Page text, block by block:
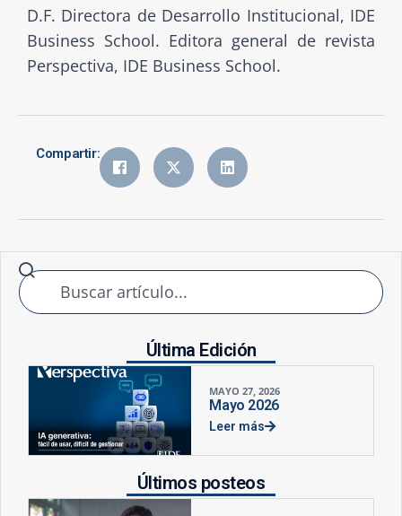
D.F. Directora de Desarrollo Institucional, IDE
Business School. Editora general de revista
Perspectiva, IDE Business School.
Compartir:
Última Edición
MAYO 27, 2026
Mayo 2026
Leer más
Últimos posteos